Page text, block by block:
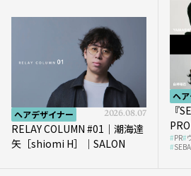
ヘアデザイナー 2026.08.07
RELAY COLUMN #01｜潮海達
矢［shiomi H］｜SALON
ヘア
『
イ
計”
PR